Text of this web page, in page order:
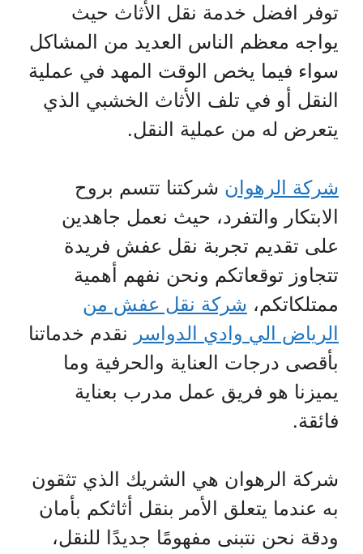
توفر افضل خدمة نقل الأثاث حيث
يواجه معظم الناس العديد من المشاكل
سواء فيما يخص الوقت المهد في عملية
النقل أو في تلف الأثاث الخشبي الذي
يتعرض له من عملية النقل.
شركة الرهوان شركتنا تتسم بروح
الابتكار والتفرد، حيث نعمل جاهدين
على تقديم تجربة نقل عفش فريدة
تتجاوز توقعاتكم ونحن نفهم أهمية
ممتلكاتكم، شركة نقل عفش من
الرياض الي وادي الدواسر نقدم خدماتنا
بأقصى درجات العناية والحرفية وما
يميزنا هو فريق عمل مدرب بعناية
فائقة.
شركة الرهوان هي الشريك الذي تثقون
به عندما يتعلق الأمر بنقل أثاثكم بأمان
ودقة نحن نتبنى مفهومًا جديدًا للنقل،